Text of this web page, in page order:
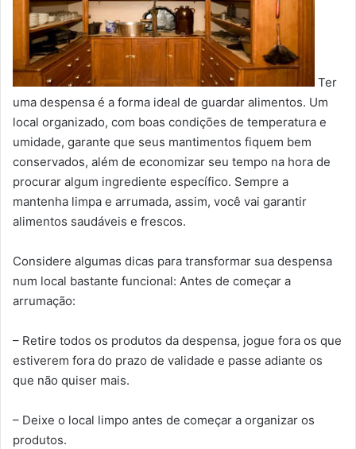
Ter
uma despensa é a forma ideal de guardar alimentos. Um
local organizado, com boas condições de temperatura e
umidade, garante que seus mantimentos fiquem bem
conservados, além de economizar seu tempo na hora de
procurar algum ingrediente específico. Sempre a
mantenha limpa e arrumada, assim, você vai garantir
alimentos saudáveis e frescos.
Considere algumas dicas para transformar sua despensa
num local bastante funcional: Antes de começar a
arrumação:
– Retire todos os produtos da despensa, jogue fora os que
estiverem fora do prazo de validade e passe adiante os
que não quiser mais.
– Deixe o local limpo antes de começar a organizar os
produtos.